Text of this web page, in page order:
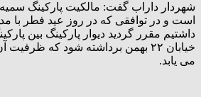
شهردار داراب گفت: مالکیت پارکینگ
است و در توافقی که در روز عید فطر با
داشتیم مقرر گردید دیوار پارکینگ بین
می یابد.